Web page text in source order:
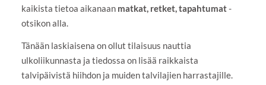
kaikista tietoa aikanaan matkat, retket, tapahtumat-
otsikon alla.
Tänään laskiaisena on ollut tilaisuus nauttia
ulkoliikunnasta ja tiedossa on lisää raikkaista
talvipäivistä hiihdon ja muiden talvilajien harrastajille.